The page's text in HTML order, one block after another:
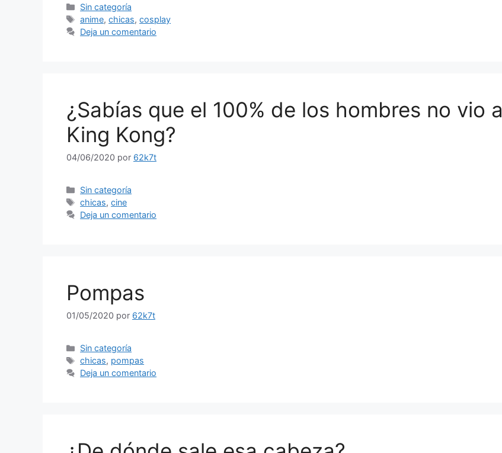
Categorías
Sin categoría
Etiquetas
anime,chicas,cosplay
Deja un comentario
¿Sabías que el 100% de los hombres no vio a
King Kong?
04/06/2020 por 62k7t
Categorías
Sin categoría
Etiquetas
chicas,cine
Deja un comentario
Pompas
01/05/2020 por 62k7t
Categorías
Sin categoría
Etiquetas
chicas, pompas
Deja un comentario